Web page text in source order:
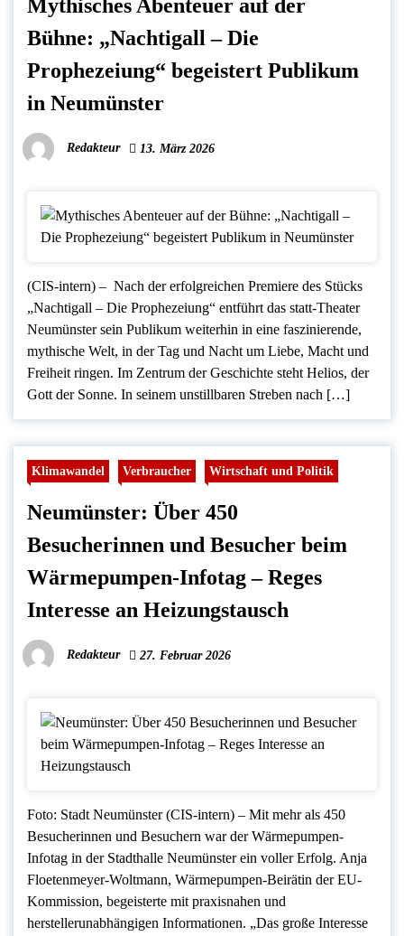
Mythisches Abenteuer auf der
Bühne: „Nachtigall – Die
Prophezeiung“ begeistert Publikum
in Neumünster
Redakteur 13. März 2026
(CIS-intern) – Nach der erfolgreichen Premiere des Stücks
„Nachtigall – Die Prophezeiung“ entführt das statt-Theater
Neumünster sein Publikum weiterhin in eine faszinierende,
mythische Welt, in der Tag und Nacht um Liebe, Macht und
Freiheit ringen. Im Zentrum der Geschichte steht Helios, der
Gott der Sonne. In seinem unstillbaren Streben nach […]
Klimawandel Verbraucher Wirtschaft und Politik
Neumünster: Über 450
Besucherinnen und Besucher beim
Wärmepumpen-Infotag – Reges
Interesse an Heizungstausch
Redakteur 27. Februar 2026
Foto: Stadt Neumünster (CIS-intern) – Mit mehr als 450
Besucherinnen und Besuchern war der Wärmepumpen-
Infotag in der Stadthalle Neumünster ein voller Erfolg. Anja
Floetenmeyer-Woltmann, Wärmepumpen-Beirätin der EU-
Kommission, begeisterte mit praxisnahen und
herstellerunabhängigen Informationen. „Das große Interesse